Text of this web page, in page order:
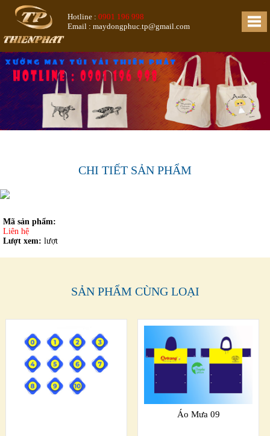
Hotline : 0901 196 998
Email : maydongphuc.tp@gmail.com
CHI TIẾT SẢN PHẨM
Mã sản phẩm:
Liên hệ
Lượt xem: lượt
SẢN PHẨM CÙNG LOẠI
Áo Mưa 09